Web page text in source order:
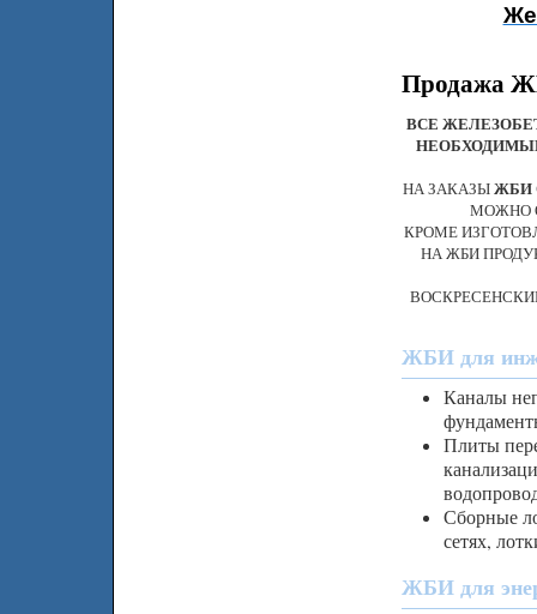
Продажа
ВСЕ
НА ЗАКАЗЫЖБИ
МОЖНО
КРОМЕ
НА ЖБИ
ЖБИ для
Каналы
Плиты
Сборные
сетях,
ЖБИ для